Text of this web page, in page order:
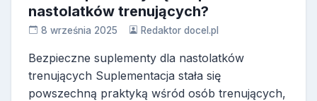
nastolatków trenujących?
8 września 2025 Redaktor docel.pl
Bezpieczne suplementy dla nastolatków
trenujących Suplementacja stała się
powszechną praktyką wśród osób trenujących,